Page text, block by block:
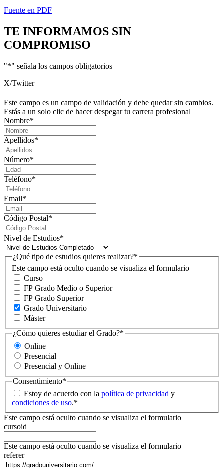
Fuente en PDF
TE INFORMAMOS SIN
COMPROMISO
"*" señala los campos obligatorios
X/Twitter
Este campo es un campo de validación y debe quedar sin cambios.
Estás a un solo clic de hacer despegar tu carrera profesional
Nombre*
Apellidos*
Número*
Teléfono*
Email*
Código Postal*
Nivel de Estudios*
Este campo está oculto cuando se visualiza el formulario
¿Qué tipo de estudios quieres realizar?*
Curso
FP Grado Medio o Superior
FP Grado Superior
Grado Universitario
Máster
¿Cómo quieres estudiar el Grado?*
Online
Presencial
Presencial y Online
Consentimiento*
Estoy de acuerdo con la política de privacidad y
condiciones de uso.*
Este campo está oculto cuando se visualiza el formulario
cursoid
Este campo está oculto cuando se visualiza el formulario
referer